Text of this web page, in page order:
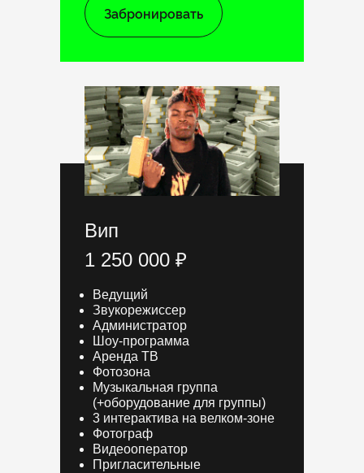
Вип
1 250 000 ₽
Ведущий
Звукорежиссер
Администратор
Шоу-программа
Аренда ТВ
Фотозона
Музыкальная группа
(+оборудование для группы)
3 интерактива на велком-зоне
Фотограф
Видеооператор
Пригласительные
Забронировать